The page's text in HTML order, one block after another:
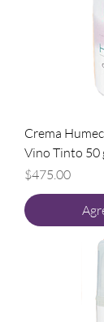
Crema
Vino Tinto 50
Precio
$475.00